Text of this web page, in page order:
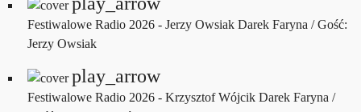
Festiwalowe Radio 2026 - Jerzy Owsiak Darek Faryna / Gość:
Jerzy Owsiak
play_arrow
Festiwalowe Radio 2026 - Krzysztof Wójcik Darek Faryna /